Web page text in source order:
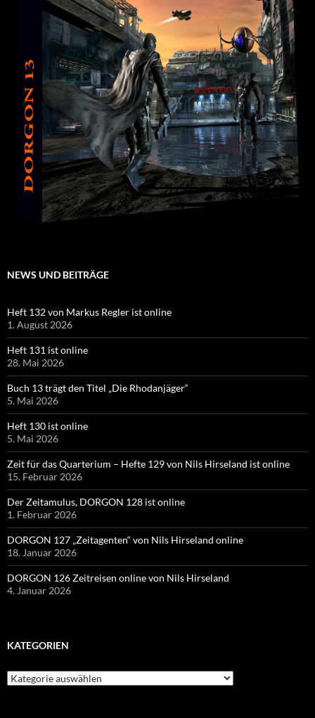
NEWS UND BEITRÄGE
Heft 132 von Markus Regler ist online
1. August 2026
Heft 131 ist online
28. Mai 2026
Buch 13 trägt den Titel „Die Rhodanjäger“
5. Mai 2026
Heft 130 ist online
5. Mai 2026
Zeit für das Quarterium – Hefte 129 von Nils Hirseland ist online
15. Februar 2026
Der Zeitamulus, DORGON 128 ist online
1. Februar 2026
DORGON 127 „Zeitagenten“ von Nils Hirseland online
18. Januar 2026
DORGON 126 Zeitreisen online von Nils Hirseland
4. Januar 2026
KATEGORIEN
Kategorien